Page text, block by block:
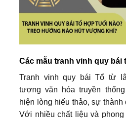
Các mẫu tranh vinh quy bái
Tranh vinh quy bái Tổ từ
tượng văn hóa truyền
hiện lòng hiếu thảo, sự
Với nhiều chất liệu và